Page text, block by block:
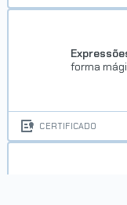
forma
CERTIFICADO